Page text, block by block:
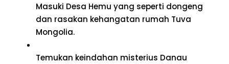
Masuki Desa Hemu yang seperti dongeng
dan rasakan kehangatan rumah Tuva
Mongolia.
Temukan keindahan misterius Danau